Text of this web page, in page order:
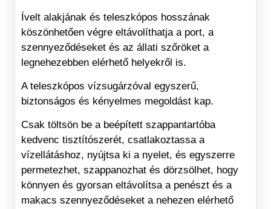
Ívelt alakjának és teleszkópos hosszának
köszönhetően végre eltávolíthatja a port, a
szennyeződéseket és az állati szőröket a
legnehezebben elérhető helyekről is.
A teleszkópos vízsugárzóval egyszerű,
biztonságos és kényelmes megoldást kap.
Csak töltsön be a beépített szappantartóba
kedvenc tisztítószerét, csatlakoztassa a
vízellátáshoz, nyújtsa ki a nyelet, és egyszerre
permetezhet, szappanozhat és dörzsölhet, hogy
könnyen és gyorsan eltávolítsa a penészt és a
makacs szennyeződéseket a nehezen elérhető